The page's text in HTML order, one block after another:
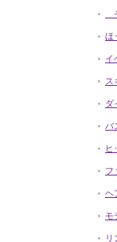
ほ
イ
ス
ダ
バ
ヒ
フ
ヘ
モ
リ